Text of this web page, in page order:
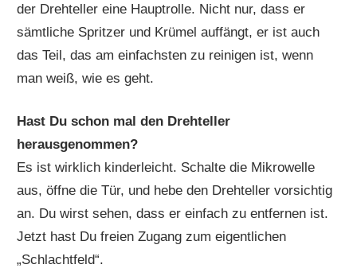
der Drehteller eine Hauptrolle. Nicht nur, dass er
sämtliche Spritzer und Krümel auffängt, er ist auch
das Teil, das am einfachsten zu reinigen ist, wenn
man weiß, wie es geht.
Hast Du schon mal den Drehteller
herausgenommen?
Es ist wirklich kinderleicht. Schalte die Mikrowelle
aus, öffne die Tür, und hebe den Drehteller vorsichtig
an. Du wirst sehen, dass er einfach zu entfernen ist.
Jetzt hast Du freien Zugang zum eigentlichen
„Schlachtfeld“.